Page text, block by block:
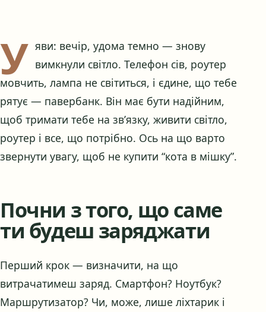
У яви: вечір, удома темно — знову
вимкнули світло. Телефон сів, роутер
мовчить, лампа не світиться, і єдине, що тебе
рятує — павербанк. Він має бути надійним,
щоб тримати тебе на зв’язку, живити світло,
роутер і все, що потрібно. Ось на що варто
звернути увагу, щоб не купити “кота в мішку”.
Почни з того, що саме
ти будеш заряджати
Перший крок — визначити, на що
витрачатимеш заряд. Смартфон? Ноутбук?
Маршрутизатор? Чи, може, лише ліхтарик і